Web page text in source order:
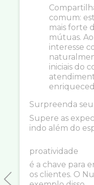
comum:
mais forte
mútuas.
interesse
iniciais do
Surpreenda
Supere as
indo além do
proatividade
é a chave para
os clientes. O